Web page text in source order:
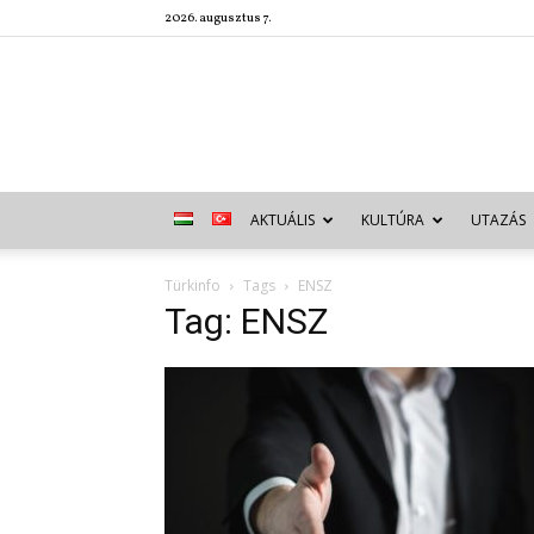
2026. augusztus 7.
AKTUÁLIS KULTÚRA UTAZÁS
Türkinfo Tags ENSZ
Tag: ENSZ